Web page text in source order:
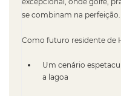
se combinam na perfeição.
Como futuro residente de
Um cenário
a lagoa